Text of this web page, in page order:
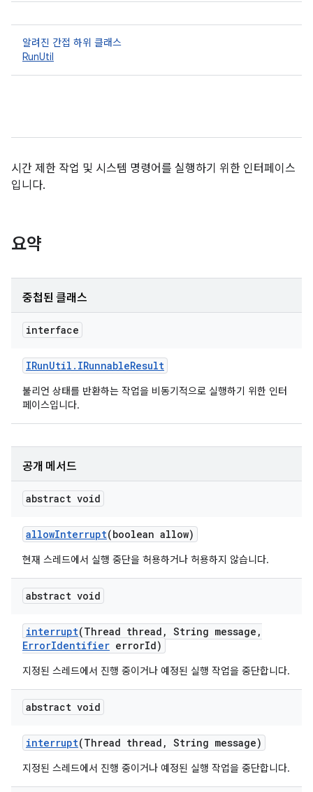
알려진 간접 하위 클래스
RunUtil
시간 제한 작업 및 시스템 명령어를 실행하기 위한 인터페이스
입니다.
요약
중첩된 클래스
interface
IRunUtil . IRunnableResult
불리언 상태를 반환하는 작업을 비동기적으로 실행하기 위한 인터
페이스입니다.
공개 메서드
abstract void
allowInterrupt(boolean allow)
현재 스레드에서 실행 중단을 허용하거나 허용하지 않습니다.
abstract void
interrupt(Thread thread , String message ,
ErrorIdentifier errorId)
지정된 스레드에서 진행 중이거나 예정된 실행 작업을 중단합니다.
abstract void
interrupt(Thread thread , String message)
지정된 스레드에서 진행 중이거나 예정된 실행 작업을 중단합니다.